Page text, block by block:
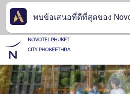
NOVOTEL PHUKET
CITY PHOKEETHRA
พบข้อเสนอที่ดีที่สุดของ